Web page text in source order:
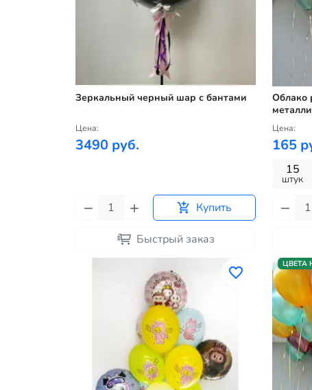
Зеркальный черный шар с бантами
Цена:
3490 руб.
Купить
Быстрый заказ
Облако
Цена:
165
15
штук
ЦВЕТА